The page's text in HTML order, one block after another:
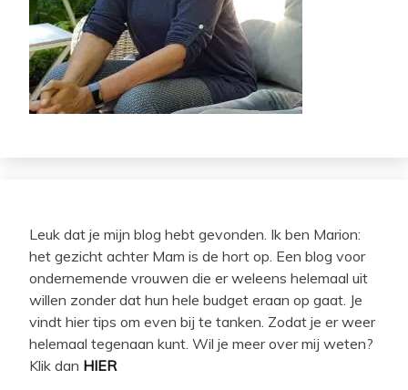
Leuk dat je mijn blog hebt gevonden. Ik ben Marion:
het gezicht achter Mam is de hort op. Een blog voor
ondernemende vrouwen die er weleens helemaal uit
willen zonder dat hun hele budget eraan op gaat. Je
vindt hier tips om even bij te tanken. Zodat je er weer
helemaal tegenaan kunt. Wil je meer over mij weten?
Klik dan HIER